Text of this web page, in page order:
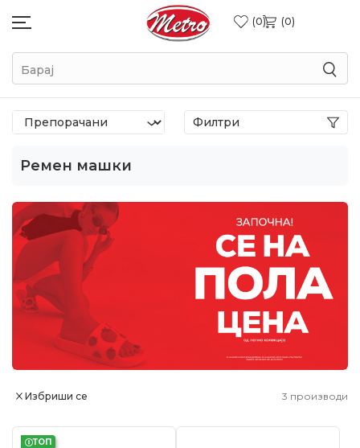
0 0
Барај
Ремен машки
Филтри
3 производи
Избриши се
ТОП